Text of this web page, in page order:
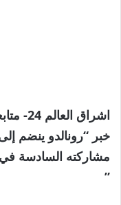
اشراق
خبر “رونالدو ينضم
مشاركته السادسة
”